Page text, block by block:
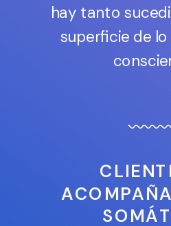
hay tanto
superficie de